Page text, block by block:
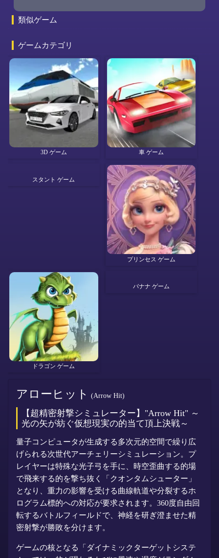
類似ゲーム
ゲームカテゴリ
3D ゲーム 車 ゲーム
スタント ゲーム
プリンセス ゲーム
ドラゴン ゲーム
バナナ ゲーム
アローヒット (Arrow Hit)
【超精密射撃シミュレーター】"Arrow Hit" ～
光の矢が紡ぐ仮想現実の的当て頂上決戦～
量子コンピュータが生成する多次元的空間で繰り広
げられる次世代アーチェリーシミュレーション。プ
レイヤーは特殊な光子弓を手に、時空歪曲する的場
で飛来する的を撃ち抜く「クオンタムシューター」
となり、重力の影響を受ける曲線軌道や分裂するホ
ログラム標的への対応が要求されます。360度自由回
転するバトルフィールドで、神経を研ぎ澄ませた精
密射撃が勝敗を分けます。
ゲームの核となる「ダイナミックターゲットシステ